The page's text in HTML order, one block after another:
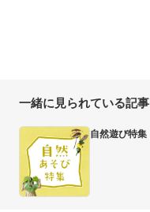
一緒に見られている記事
自然遊び特集